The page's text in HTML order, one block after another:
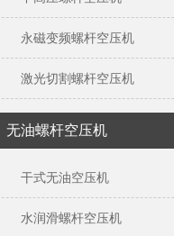
永磁变频螺杆空压机
激光切割螺杆空压机
无油螺杆空压机
干式无油空压机
水润滑螺杆空压机